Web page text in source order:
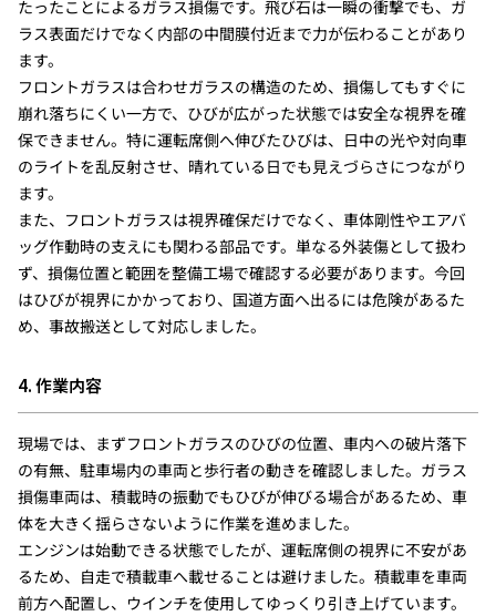
たったことによるガラス損傷です。飛び石は一瞬の衝撃でも、ガ
ラス表面だけでなく内部の中間膜付近まで力が伝わることがあり
ます。
フロントガラスは合わせガラスの構造のため、損傷してもすぐに
崩れ落ちにくい一方で、ひびが広がった状態では安全な視界を確
保できません。特に運転席側へ伸びたひびは、日中の光や対向車
のライトを乱反射させ、晴れている日でも見えづらさにつながり
ます。
また、フロントガラスは視界確保だけでなく、車体剛性やエアバ
ッグ作動時の支えにも関わる部品です。単なる外装傷として扱わ
ず、損傷位置と範囲を整備工場で確認する必要があります。今回
はひびが視界にかかっており、国道方面へ出るには危険があるた
め、事故搬送として対応しました。
4. 作業内容
現場では、まずフロントガラスのひびの位置、車内への破片落下
の有無、駐車場内の車両と歩行者の動きを確認しました。ガラス
損傷車両は、積載時の振動でもひびが伸びる場合があるため、車
体を大きく揺らさないように作業を進めました。
エンジンは始動できる状態でしたが、運転席側の視界に不安があ
るため、自走で積載車へ載せることは避けました。積載車を車両
前方へ配置し、ウインチを使用してゆっくり引き上げています。